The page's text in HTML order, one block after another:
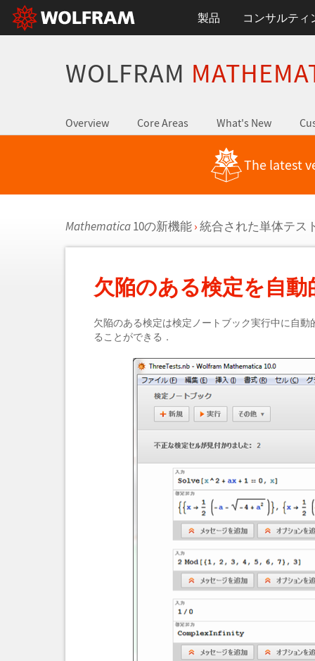
製品 コンサルティ
WOLFRAM
Overview Core Areas What's New
The latest
Mathematica10の新機能 ›統合された単体テス
欠陥のある検定を自
欠陥のある検定は検定ノートブック実行中に自
ることができる．